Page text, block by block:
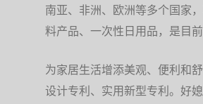
南亚、非洲、欧洲等多个国家
料产品、一次性日用品，是目
为家居生活增添美观、便利和
设计专利、实用新型专利。好